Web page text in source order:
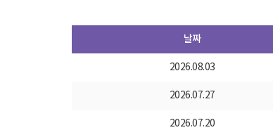
날짜
2026.08.03
2026.07.27
2026.07.20